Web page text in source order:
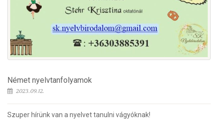
Német nyelvtanfolyamok
2023.09.12.
Szuper hírünk van a nyelvet tanulni vágyóknak!